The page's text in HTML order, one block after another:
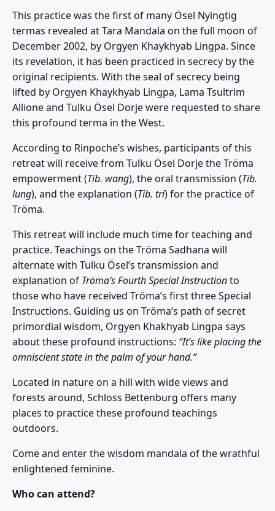
This practice was the first of many Ösel Nyingtig
termas revealed at Tara Mandala on the full moon of
December 2002, by Orgyen Khaykhyab Lingpa. Since
its revelation, it has been practiced in secrecy by the
original recipients. With the seal of secrecy being
lifted by Orgyen Khaykhyab Lingpa, Lama Tsultrim
Allione and Tulku Ösel Dorje were requested to share
this profound terma in the West.
According to Rinpoche’s wishes, participants of this
retreat will receive from Tulku Ösel Dorje the Tröma
empowerment (Tib. wang), the oral transmission (Tib.
lung), and the explanation (Tib. tri) for the practice of
Tröma.
This retreat will include much time for teaching and
practice. Teachings on the Tröma Sadhana will
alternate with Tulku Ösel’s transmission and
explanation of Tröma’s Fourth Special Instructionto
those who have received Tröma’s first three Special
Instructions. Guiding us on Tröma’s path of secret
primordial wisdom, Orgyen Khakhyab Lingpa says
about these profound instructions: “It’s like placing the
omniscient state in the palm of your hand.”
Located in nature on a hill with wide views and
forests around, Schloss Bettenburg offers many
places to practice these profound teachings
outdoors.
Come and enter the wisdom mandala of the wrathful
enlightened feminine.
Who can attend?